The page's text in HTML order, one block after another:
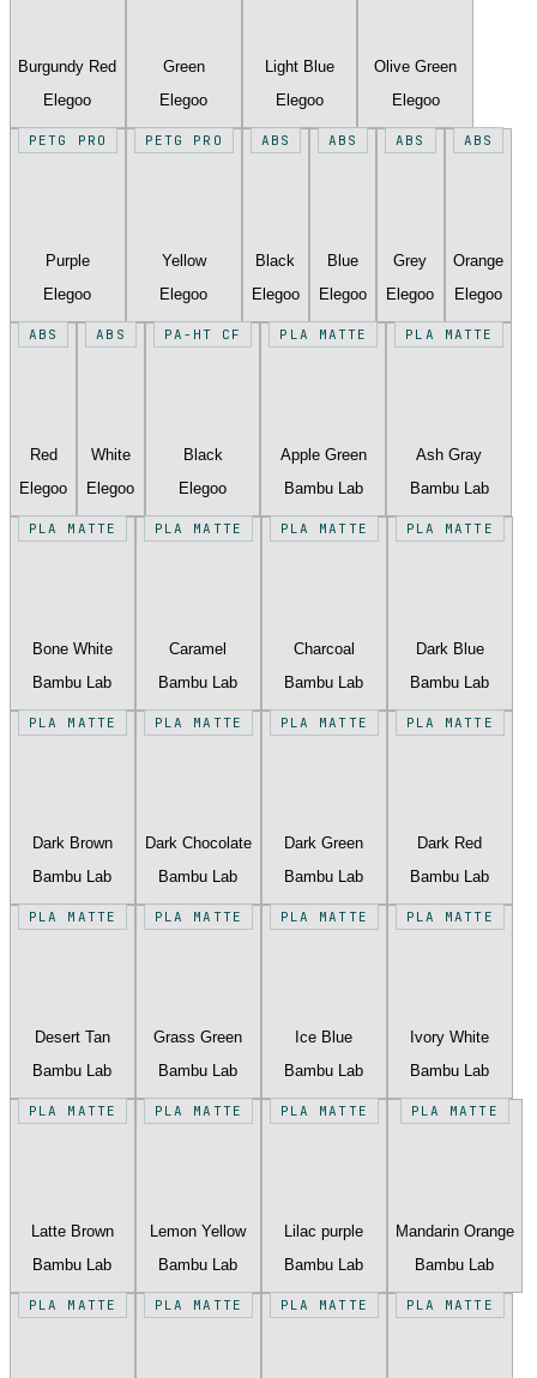
Burgundy Red
Elegoo
Green
Elegoo
Light Blue
Elegoo
Olive Green
Elegoo
PETG PRO
Purple
Elegoo
PETG PRO
Yellow
Elegoo
ABS
Black
Elegoo
ABS
Blue
Elegoo
ABS
Grey
Elegoo
ABS
Orange
Elegoo
ABS
Red
Elegoo
ABS
White
Elegoo
PA-HT CF
Black
Elegoo
PLA MATTE
Apple Green
Bambu Lab
PLA MATTE
Ash Gray
Bambu Lab
PLA MATTE
Bone White
Bambu Lab
PLA MATTE
Caramel
Bambu Lab
PLA MATTE
Charcoal
Bambu Lab
PLA MATTE
Dark Blue
Bambu Lab
PLA MATTE
Dark Brown
Bambu Lab
PLA MATTE
Dark Chocolate
Bambu Lab
PLA MATTE
Dark Green
Bambu Lab
PLA MATTE
Dark Red
Bambu Lab
PLA MATTE
Desert Tan
Bambu Lab
PLA MATTE
Grass Green
Bambu Lab
PLA MATTE
Ice Blue
Bambu Lab
PLA MATTE
Ivory White
Bambu Lab
PLA MATTE
Latte Brown
Bambu Lab
PLA MATTE
Lemon Yellow
Bambu Lab
PLA MATTE
Lilac purple
Bambu Lab
PLA MATTE
Mandarin Orange
Bambu Lab
PLA MATTE PLA MATTE PLA MATTE PLA MATTE